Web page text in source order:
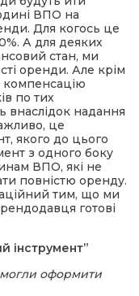
ВПО на
Для когось це
А для деяких
стан, ми
оренди. Але крім
компенсацію
по тих
внаслідок надання
це
якого до цього
з одного боку
ВПО, які не
повністю оренду.
тим, що ми
готові
інструмент”
могли оформити